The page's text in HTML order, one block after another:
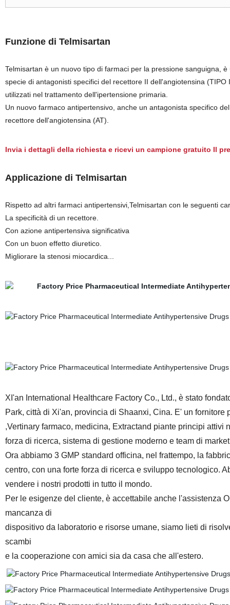
Funzione di Telmisartan
Telmisartan è un nuovo tipo di farmaci per la pressione sanguigna, è
specie di antagonisti specifici del recettore II dell'angiotensina (TIPO
utilizzati nel trattamento dell'ipertensione primaria.
Un nuovo farmaco antipertensivo, anche un antagonista specifico del
recettore dell'angiotensina (AT).
Invia i dettagli della richiesta e ricevi un campione gratuito Il
Applicazione di Telmisartan
Rispetto ad altri farmaci antipertensivi,Telmisartan con le seguenti
La specificità di un recettore.
Con azione antipertensiva significativa
Con un buon effetto diuretico.
Migliorare la stenosi miocardica...
XI'an International Healthcare Factory Co., Ltd., è stato
Park, città di Xi'an, provincia di Shaanxi, Cina. E' un
,Vertinary farmaco, medicina, Extractand piante principi attivi
forza di ricerca, sistema di gestione moderno e team di
Ora abbiamo 3 GMP standard officina, nel frattempo, la
centro, con una forte forza di ricerca e sviluppo tecnologico.
vendere i nostri prodotti in tutto il mondo.
Per le esigenze del cliente, è accettabile anche l'assistenza
mancanza di
dispositivo da laboratorio e risorse umane, siamo lieti di
scambi
e la cooperazione con amici sia da casa che all'estero.